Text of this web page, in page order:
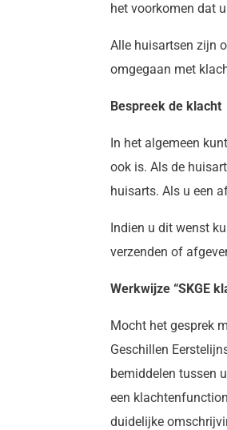
het voorkomen dat
Alle huisartsen zijn
omgegaan met
Bespreek de klacht
In het algemeen
ook is. Als de
huisarts. Als u een
Indien u dit wenst
verzenden of
Werkwijze “SKGE
Mocht het gesprek
Geschillen
bemiddelen tussen
een
duidelijke